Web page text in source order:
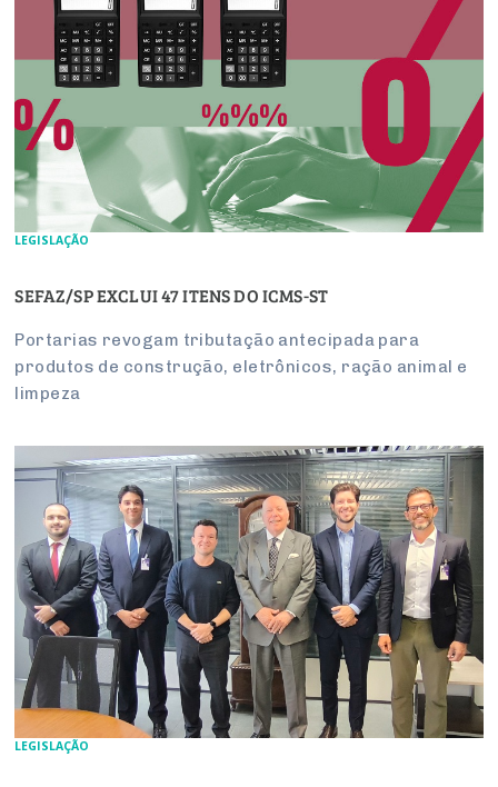
LEGISLAÇÃO
SEFAZ/SP EXCLUI 47 ITENS DO ICMS-ST
Portarias revogam tributação antecipada para
produtos de construção, eletrônicos, ração animal e
limpeza
LEGISLAÇÃO